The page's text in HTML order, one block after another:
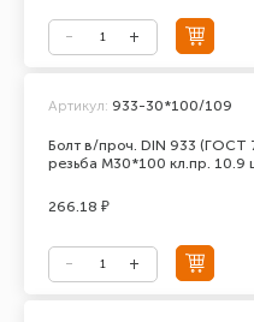
Болт в/проч. DIN 933
резьба М30*100 кл.пр. 10.9
Артикул: 933-30*100/109
266.18 ₽